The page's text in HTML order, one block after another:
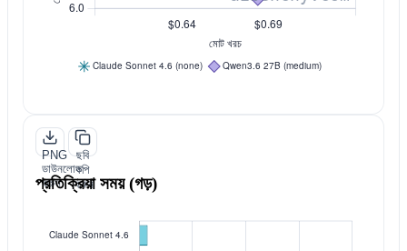
PNG
ডাউনলোড
করুন
ছবি
কপি
করুন
প্রতিক্রিয়া সময় (গড়)